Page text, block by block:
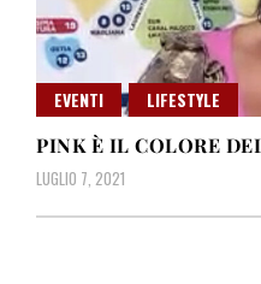
EVENTI
LIFESTYLE
PINK È IL COLORE
LUGLIO 7, 2021